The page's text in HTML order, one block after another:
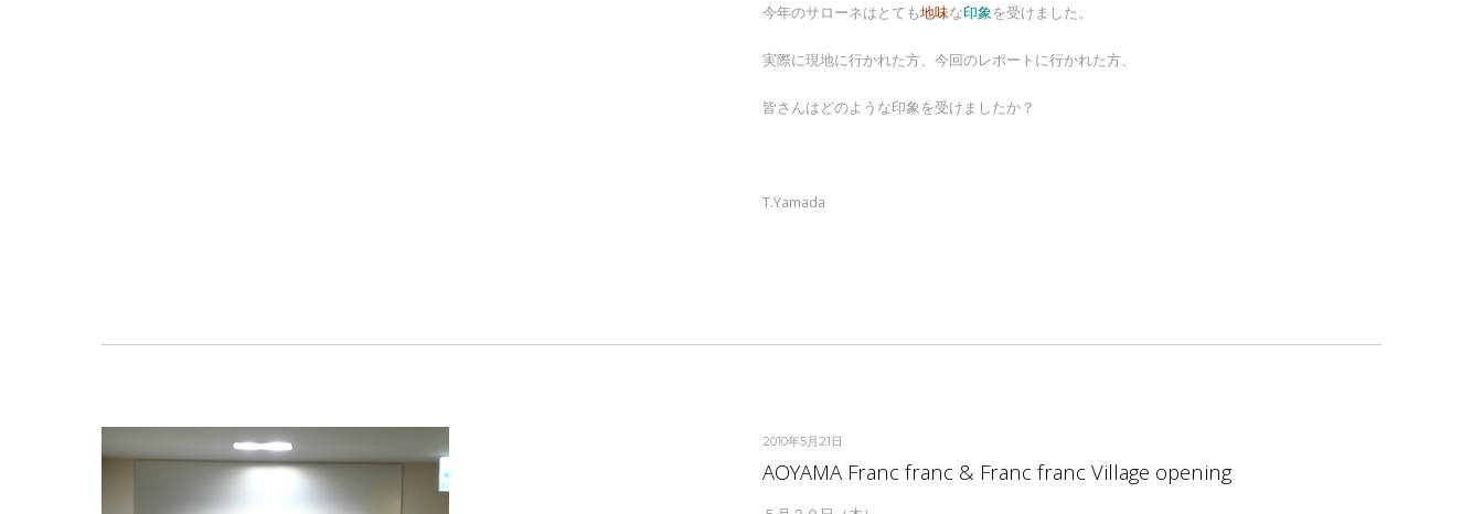
今年のサローネはとても地味な印象を受けました。
実際に現地に行かれた方、今回のレポートに行かれた方、
皆さんはどのような印象を受けましたか？
T.Yamada
2010年5月21日
AOYAMA Franc franc & Franc franc Village opening